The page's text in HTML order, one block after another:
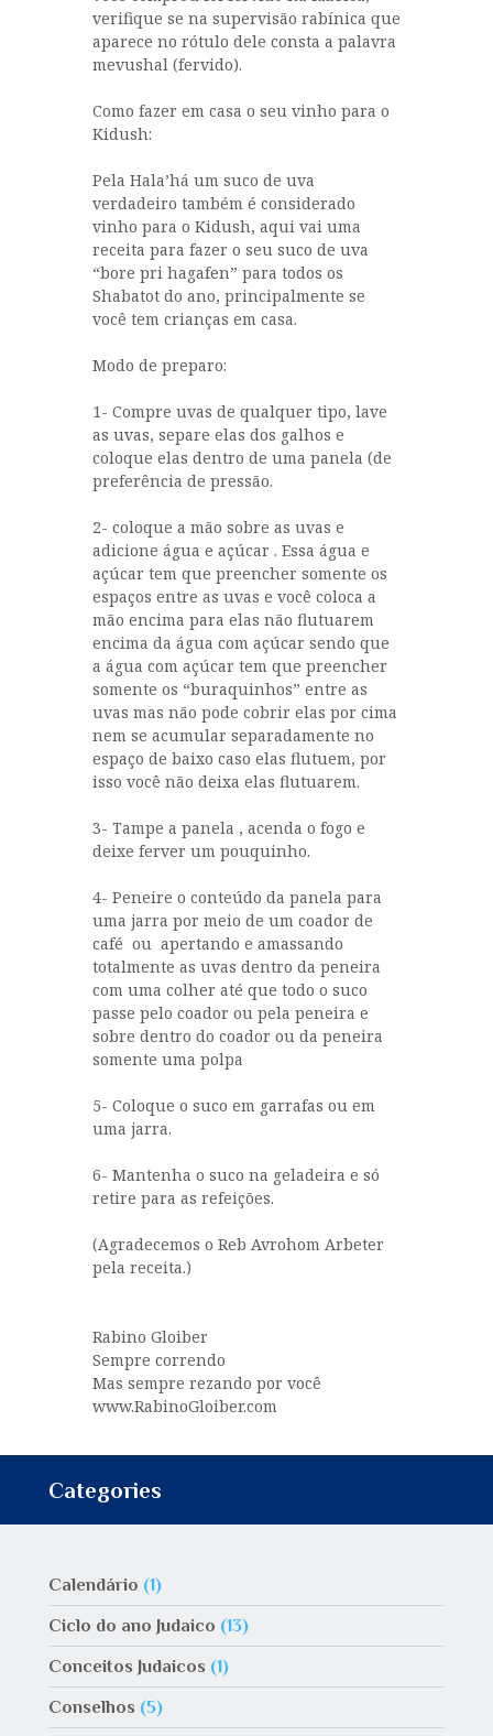
verifique se na supervisão rabínica que
aparece no rótulo dele consta a palavra
mevushal (fervido).
Como fazer em casa o seu vinho para o
Kidush:
Pela Hala’há um suco de uva
verdadeiro também é considerado
vinho para o Kidush, aqui vai uma
receita para fazer o seu suco de uva
“bore pri hagafen” para todos os
Shabatot do ano, principalmente se
você tem crianças em casa.
Modo de preparo:
1- Compre uvas de qualquer tipo, lave
as uvas, separe elas dos galhos e
coloque elas dentro de uma panela (de
preferência de pressão.
2- coloque a mão sobre as uvas e
adicione água e açúcar . Essa água e
açúcar tem que preencher somente os
espaços entre as uvas e você coloca a
mão encima para elas não flutuarem
encima da água com açúcar sendo que
a água com açúcar tem que preencher
somente os “buraquinhos” entre as
uvas mas não pode cobrir elas por cima
nem se acumular separadamente no
espaço de baixo caso elas flutuem, por
isso você não deixa elas flutuarem.
3- Tampe a panela , acenda o fogo e
deixe ferver um pouquinho.
4- Peneire o conteúdo da panela para
uma jarra por meio de um coador de
café ou apertando e amassando
totalmente as uvas dentro da peneira
com uma colher até que todo o suco
passe pelo coador ou pela peneira e
sobre dentro do coador ou da peneira
somente uma polpa
5- Coloque o suco em garrafas ou em
uma jarra.
6- Mantenha o suco na geladeira e só
retire para as refeições.
(Agradecemos o Reb Avrohom Arbeter
pela receita.)
Rabino Gloiber
Sempre correndo
Mas sempre rezando por você
www.RabinoGloiber.com
Categories
Calendário (1)
Ciclo do ano Judaico (13)
Conceitos Judaicos (1)
Conselhos (5)